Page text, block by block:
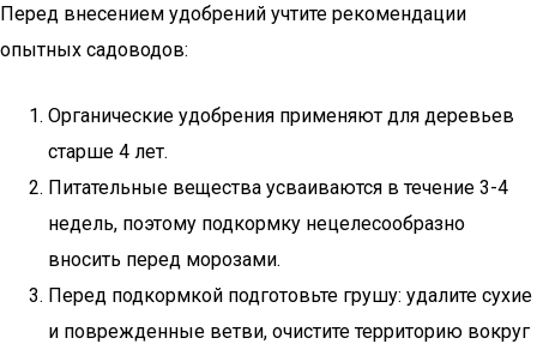
Перед внесением удобрений учтите рекомендации
опытных садоводов:
Органические удобрения применяют для деревьев
старше 4 лет.
Питательные вещества усваиваются в течение 3-4
недель, поэтому подкормку нецелесообразно
вносить перед морозами.
Перед подкормкой подготовьте грушу: удалите сухие
и поврежденные ветви, очистите территорию вокруг